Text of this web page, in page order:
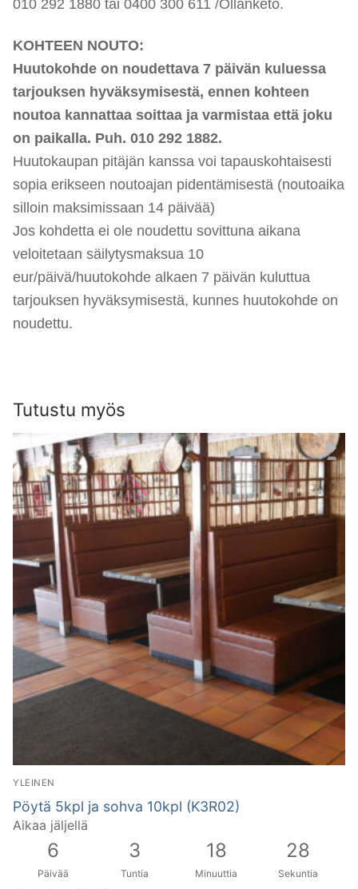
010 292 1880 tai 0400 300 611 /Ollanketo.
KOHTEEN NOUTO:
Huutokohde on noudettava 7 päivän kuluessa
tarjouksen hyväksymisestä, ennen kohteen
noutoa kannattaa soittaa ja varmistaa että joku
on paikalla. Puh. 010 292 1882.
Huutokaupan pitäjän kanssa voi tapauskohtaisesti
sopia erikseen noutoajan pidentämisestä (noutoaika
silloin maksimissaan 14 päivää)
Jos kohdetta ei ole noudettu sovittuna aikana
veloitetaan säilytysmaksua 10
eur/päivä/huutokohde alkaen 7 päivän kuluttua
tarjouksen hyväksymisestä, kunnes huutokohde on
noudettu.
Tutustu myös
YLEINEN
Pöytä 5kpl ja sohva 10kpl (K3R02)
Aikaa jäljellä
6
Päivää
3
Tuntia
18
Minuuttia
27
Sekuntia